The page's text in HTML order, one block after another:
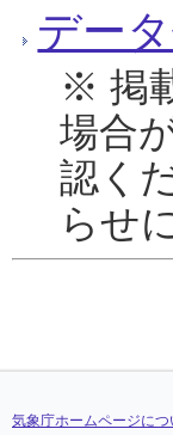
デー
※ 掲
場合
認く
らせ
気象庁ホームページにつ